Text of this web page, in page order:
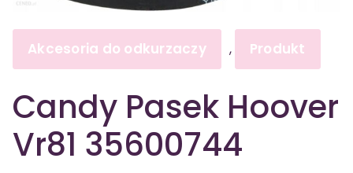
Akcesoria do odkurzaczy , Produkt
Candy Pasek Hoover
Vr81 35600744